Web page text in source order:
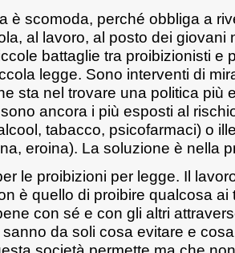
è scomoda, perché obbliga a
al lavoro, al posto dei giovani
battaglie tra proibizionisti e
legge. Sono interventi di
sta nel trovare una politica più
ancora i più esposti al
tabacco, psicofarmaci) o
eroina). La soluzione è nella
le proibizioni per legge. Il
è quello di proibire qualcosa
con sé e con gli altri
da soli cosa evitare e